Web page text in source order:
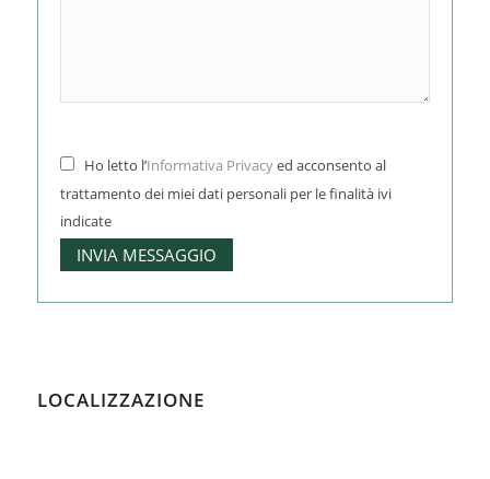
Ho letto l’Informativa Privacyed acconsento al
trattamento dei miei dati personali per le finalità ivi
indicate
LOCALIZZAZIONE